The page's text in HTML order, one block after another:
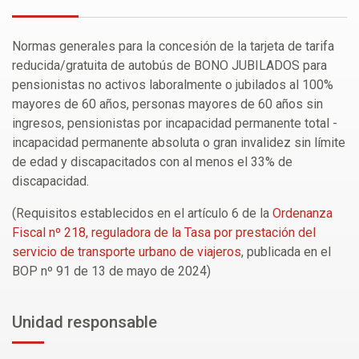
Normas generales para la concesión de la tarjeta de tarifa
reducida/gratuita de autobús de BONO JUBILADOS para
pensionistas no activos laboralmente o jubilados al 100%
mayores de 60 años, personas mayores de 60 años sin
ingresos, pensionistas por incapacidad permanente total -
incapacidad permanente absoluta o gran invalidez sin límite
de edad y discapacitados con al menos el 33% de
discapacidad.
(Requisitos establecidos en el artículo 6 de la Ordenanza
Fiscal nº 218, reguladora de la Tasa por prestación del
servicio de transporte urbano de viajeros, publicada en el
BOP nº 91 de 13 de mayo de 2024)
Unidad responsable